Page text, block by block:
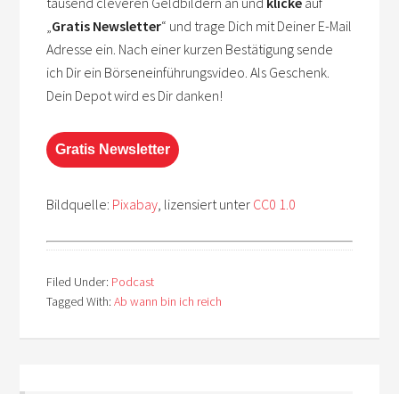
Gratis Newsletter“ und trage Dich mit Deiner E-Mail
Adresse ein. Nach einer kurzen Bestätigung sende
ich Dir ein Börseneinführungsvideo. Als Geschenk.
Dein Depot wird es Dir danken!
Gratis Newsletter
Bildquelle: Pixabay , lizensiert unter CC0 1.0
Filed Under: Podcast
Tagged With:Ab wann bin ich reich